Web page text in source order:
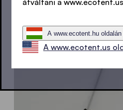
tetőollókra rögzíthető.
átváltani a
A www.ecotent.hu oldalán
A www.ecotent.us